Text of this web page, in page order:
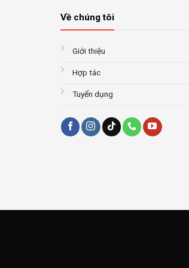
Về chúng tôi
Giới thiệu
Hợp tác
Tuyển dụng